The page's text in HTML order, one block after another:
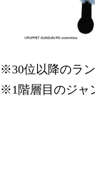
※30位以降のラ
※1階層目のジャ